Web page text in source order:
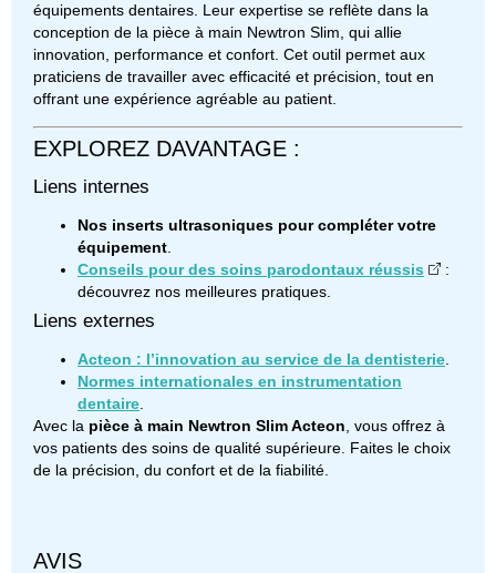
équipements dentaires. Leur expertise se reflète dans la
conception de la pièce à main Newtron Slim, qui allie
innovation, performance et confort. Cet outil permet aux
praticiens de travailler avec efficacité et précision, tout en
offrant une expérience agréable au patient.
EXPLOREZ DAVANTAGE :
Liens internes
Nos inserts ultrasoniques pour compléter votre
équipement
Conseils pour des soins parodontaux réussis
:
découvrez nos meilleures pratiques.
Liens externes
Acteon : l’innovation au service de la dentisterie
Normes internationales en instrumentation
dentaire
Avec la pièce à main Newtron Slim Acteon , vous offrez à
vos patients des soins de qualité supérieure. Faites le choix
de la précision, du confort et de la fiabilité.
AVIS